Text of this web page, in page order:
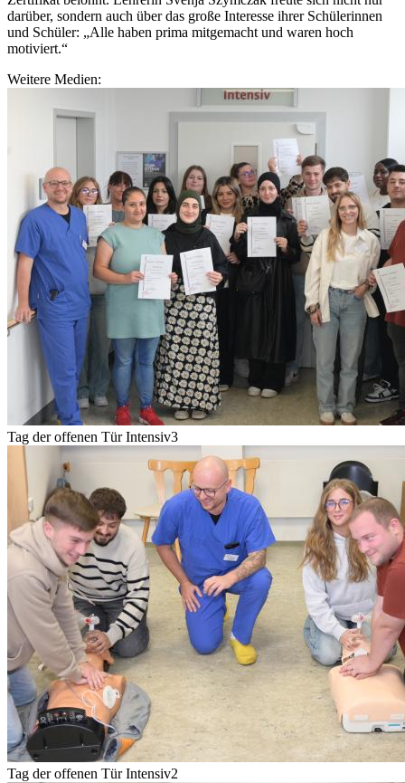
darüber, sondern auch über das große Interesse ihrer Schülerinnen
und Schüler: „Alle haben prima mitgemacht und waren hoch
motiviert.“
Weitere Medien:
Tag der offenen Tür Intensiv3
Tag der offenen Tür Intensiv2